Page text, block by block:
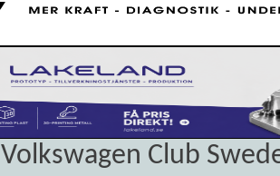
Volkswagen Club